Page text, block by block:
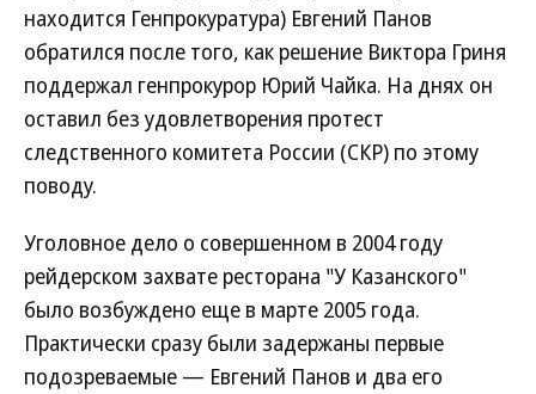
находится Генпрокуратура) Евгений Панов
обратился после того, как решение Виктора Гриня
поддержал генпрокурор Юрий Чайка. На днях он
оставил без удовлетворения протест
следственного комитета России (СКР) по этому
поводу.
Уголовное дело о совершенном в 2004 году
рейдерском захвате ресторана "У Казанского"
было возбуждено еще в марте 2005 года.
Практически сразу были задержаны первые
подозреваемые — Евгений Панов и два его